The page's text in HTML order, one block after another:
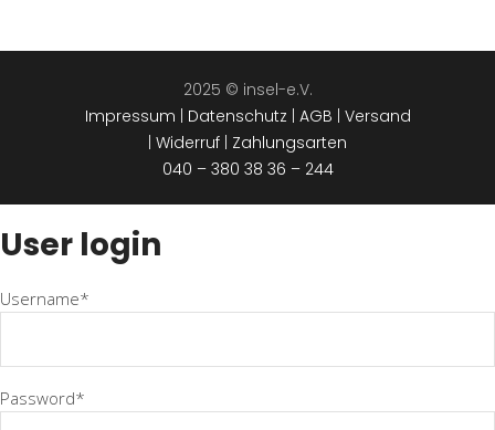
2025 © insel-e.V.
Impressum | Datenschutz | AGB | Versand
| Widerruf | Zahlungsarten
040 – 380 38 36 – 244
User login
Username*
Password*